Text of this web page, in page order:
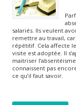
salariés. Ils veulent
remettre au travail,
répétitif. Cela affecte
visite est adoptée. Il
maitriser
connaissent pas
ce qu’il faut savoir.